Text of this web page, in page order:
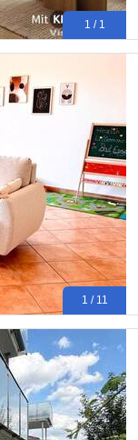
1 / 1
1 / 11